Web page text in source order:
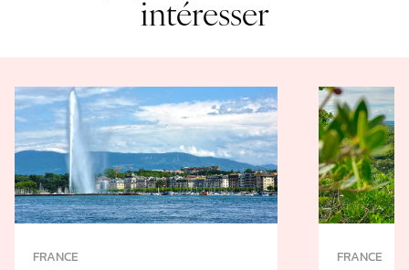
intéresser
FRANCE FRANCE